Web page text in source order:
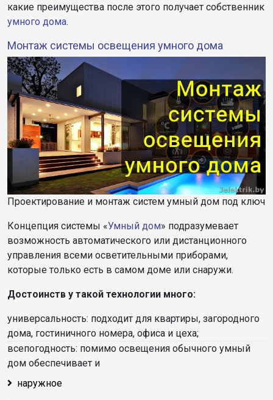
какие преимущества после этого получает собственник
умного дома.
Монтаж системы освещения умного дома
Проектирование и монтаж систем умный дом под ключ
Концепция системы «Умный дом» подразумевает
возможность автоматического или дистанционного
управления всеми осветительными приборами,
которые только есть в самом доме или снаружи.
Достоинств у такой технологии много:
универсальность: подходит для квартиры, загородного
дома, гостиничного номера, офиса и цеха;
всепогодность: помимо освещения обычного умный
дом обеспечивает и
наружное